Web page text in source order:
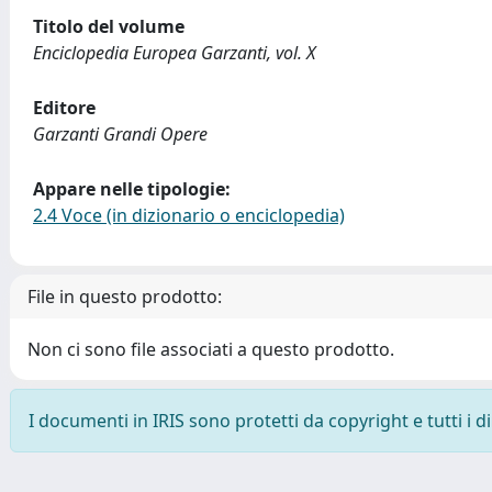
Titolo del volume
Enciclopedia Europea Garzanti, vol. X
Editore
Garzanti Grandi Opere
Appare nelle tipologie:
2.4 Voce (in dizionario o enciclopedia)
File in questo prodotto:
Non ci sono file associati a questo prodotto.
I documenti in IRIS sono protetti da copyright e tutti i